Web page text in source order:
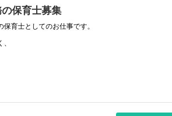
保育士募集
育士としてのお仕事です。